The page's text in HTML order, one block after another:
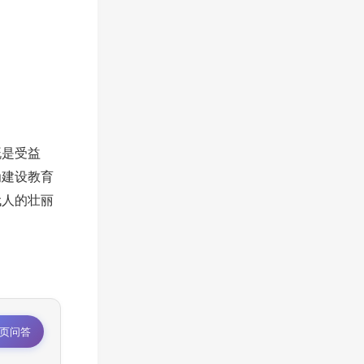
受益
设教育
的壮丽
问答